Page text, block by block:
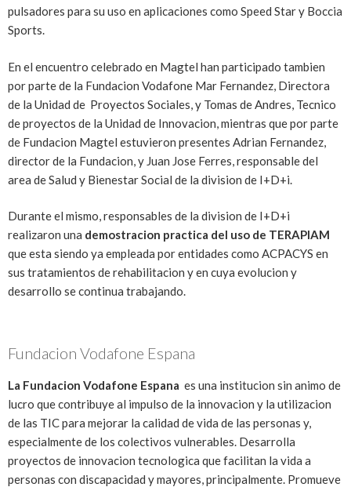
pulsadores para su uso en aplicaciones como Speed Star y Boccia
Sports.
En el encuentro celebrado en Magtel han participado tambien
por parte de la Fundacion Vodafone Mar Fernandez, Directora
de la Unidad de Proyectos Sociales, y Tomas de Andres, Tecnico
de proyectos de la Unidad de Innovacion, mientras que por parte
de Fundacion Magtel estuvieron presentes Adrian Fernandez,
director de la Fundacion, y Juan Jose Ferres, responsable del
area de Salud y Bienestar Social de la division de I+D+i.
Durante el mismo, responsables de la division de I+D+i
realizaron una demostracion practica del uso de TERAPIAM
que esta siendo ya empleada por entidades como ACPACYS en
sus tratamientos de rehabilitacion y en cuya evolucion y
desarrollo se continua trabajando.
Fundacion Vodafone Espana
La Fundacion Vodafone Espana es una institucion sin animo de
lucro que contribuye al impulso de la innovacion y la utilizacion
de las TIC para mejorar la calidad de vida de las personas y,
especialmente de los colectivos vulnerables. Desarrolla
proyectos de innovacion tecnologica que facilitan la vida a
personas con discapacidad y mayores, principalmente. Promueve